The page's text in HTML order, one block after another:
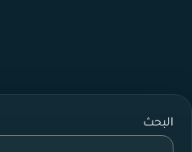
البحث